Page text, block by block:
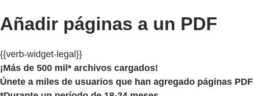
Añadir páginas a un PDF
{{verb-widget-legal}}
¡Más de 500 mil* archivos cargados!
Únete a miles de usuarios que han agregado páginas